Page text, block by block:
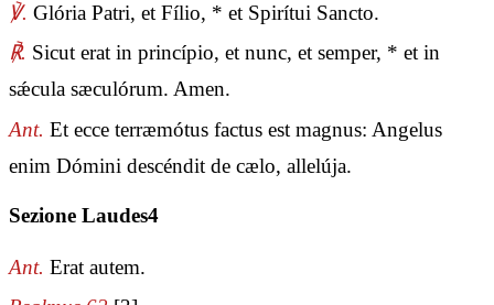
℣. Glória Patri, et Fílio, * et Spirítui Sancto.
℟. Sicut erat in princípio, et nunc, et semper, * et in
sǽcula sæculórum. Amen.
Ant. Et ecce terræmótus factus est magnus: Angelus
enim Dómini descéndit de cælo, allelúja.
Sezione Laudes4
Ant. Erat autem.